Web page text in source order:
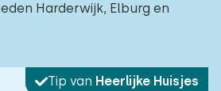
Harderwijk, Elburg en
Tip van Heerlijke Huisjes